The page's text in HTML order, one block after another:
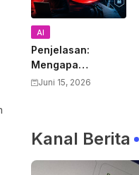
AI
Penjelasan:
Mengapa
Pemerintah AS
Anthropic Claude
Mythos
Juni 15, 2026
Kanal Berita